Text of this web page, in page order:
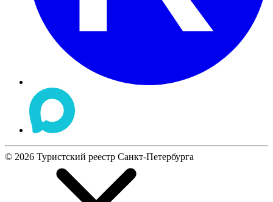
© 2026 Туристский реестр Санкт-Петербурга